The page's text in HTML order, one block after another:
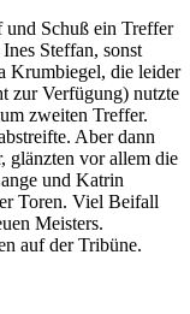
und Schuß ein Treffer
Steffan, sonst
Krumbiegel, die leider
zur Verfügung) nutzte
zweiten Treffer.
Aber dann
glänzten vor allem die
und Katrin
Toren. Viel Beifall
Meisters.
auf der Tribüne.